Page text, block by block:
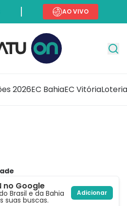
AO VIVO
2026EC BahiaEC Vitória
no Google
Brasil e da Bahia
suas buscas.
Adicionar